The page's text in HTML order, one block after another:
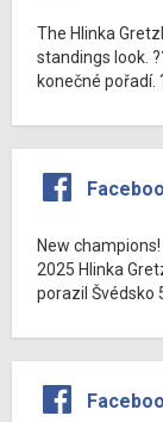
The Hlinka
standings look.
konečné pořadí.
New
2025 Hlinka
porazil Švédsko